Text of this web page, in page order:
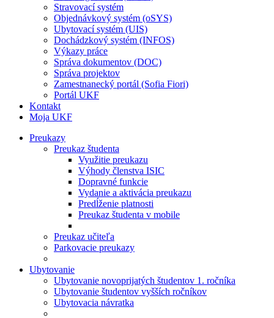
Stravovací systém
Objednávkový systém (oSYS)
Ubytovací systém (UIS)
Dochádzkový systém (INFOS)
Výkazy práce
Správa dokumentov (DOC)
Správa projektov
Zamestnanecký portál (Sofia Fiori)
Portál UKF
Kontakt
Moja UKF
Preukazy
Preukaz študenta
Využitie preukazu
Výhody členstva ISIC
Dopravné funkcie
Vydanie a aktivácia preukazu
Predĺženie platnosti
Preukaz študenta v mobile
Preukaz učiteľa
Parkovacie preukazy
Ubytovanie
Ubytovanie novoprijatých študentov 1. ročníka
Ubytovanie študentov vyšších ročníkov
Ubytovacia návratka